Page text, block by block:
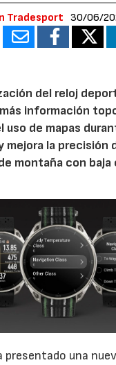
Tradesport 30/06/
del reloj
información
uso de mapas
mejora la precisión
montaña con baja
presentado una